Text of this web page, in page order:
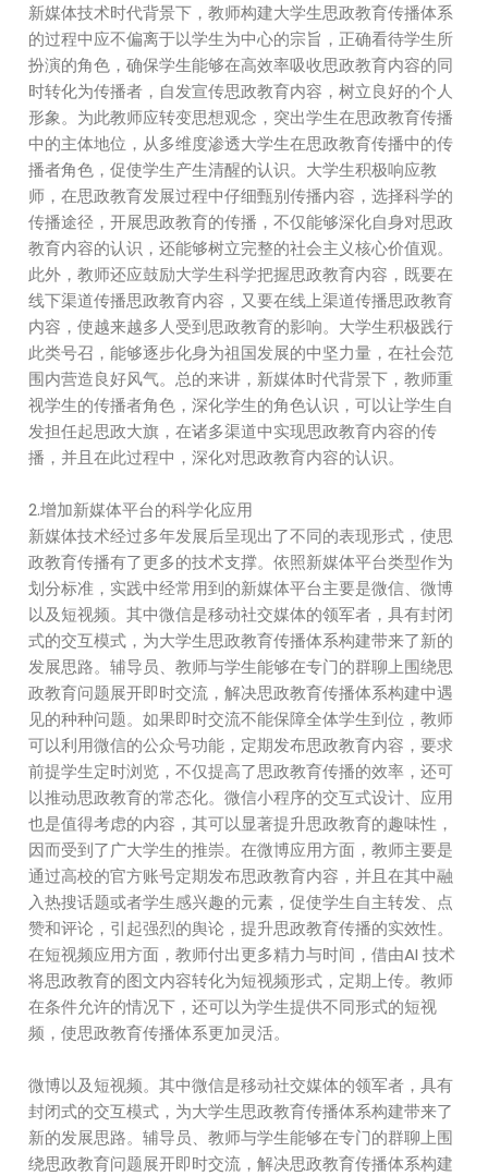
新媒体技术时代背景下，教师构建大学生思政教育传播体系
的过程中应不偏离于以学生为中心的宗旨，正确看待学生所
扮演的角色，确保学生能够在高效率吸收思政教育内容的同
时转化为传播者，自发宣传思政教育内容，树立良好的个人
形象。为此教师应转变思想观念，突出学生在思政教育传播
中的主体地位，从多维度渗透大学生在思政教育传播中的传
播者角色，促使学生产生清醒的认识。大学生积极响应教
师，在思政教育发展过程中仔细甄别传播内容，选择科学的
传播途径，开展思政教育的传播，不仅能够深化自身对思政
教育内容的认识，还能够树立完整的社会主义核心价值观。
此外，教师还应鼓励大学生科学把握思政教育内容，既要在
线下渠道传播思政教育内容，又要在线上渠道传播思政教育
内容，使越来越多人受到思政教育的影响。大学生积极践行
此类号召，能够逐步化身为祖国发展的中坚力量，在社会范
围内营造良好风气。总的来讲，新媒体时代背景下，教师重
视学生的传播者角色，深化学生的角色认识，可以让学生自
发担任起思政大旗，在诸多渠道中实现思政教育内容的传
播，并且在此过程中，深化对思政教育内容的认识。
2.增加新媒体平台的科学化应用
新媒体技术经过多年发展后呈现出了不同的表现形式，使思
政教育传播有了更多的技术支撑。依照新媒体平台类型作为
划分标准，实践中经常用到的新媒体平台主要是微信、微博
以及短视频。其中微信是移动社交媒体的领军者，具有封闭
式的交互模式，为大学生思政教育传播体系构建带来了新的
发展思路。辅导员、教师与学生能够在专门的群聊上围绕思
政教育问题展开即时交流，解决思政教育传播体系构建中遇
见的种种问题。如果即时交流不能保障全体学生到位，教师
可以利用微信的公众号功能，定期发布思政教育内容，要求
前提学生定时浏览，不仅提高了思政教育传播的效率，还可
以推动思政教育的常态化。微信小程序的交互式设计、应用
也是值得考虑的内容，其可以显著提升思政教育的趣味性，
因而受到了广大学生的推崇。在微博应用方面，教师主要是
通过高校的官方账号定期发布思政教育内容，并且在其中融
入热搜话题或者学生感兴趣的元素，促使学生自主转发、点
赞和评论，引起强烈的舆论，提升思政教育传播的实效性。
在短视频应用方面，教师付出更多精力与时间，借由AI 技术
将思政教育的图文内容转化为短视频形式，定期上传。教师
在条件允许的情况下，还可以为学生提供不同形式的短视
频，使思政教育传播体系更加灵活。
微博以及短视频。其中微信是移动社交媒体的领军者，具有
封闭式的交互模式，为大学生思政教育传播体系构建带来了
新的发展思路。辅导员、教师与学生能够在专门的群聊上围
绕思政教育问题展开即时交流，解决思政教育传播体系构建